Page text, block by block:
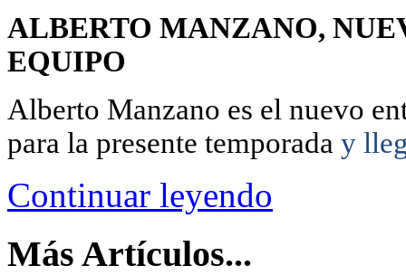
ALBERTO MANZANO,
EQUIPO
Alberto Manzano es el nuevo
para la presente temporada y
Continuar leyendo
Más Artículos...